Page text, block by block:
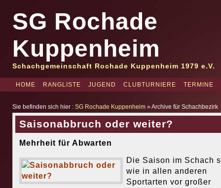
SG Rochade
Kuppenheim
Schachgemeinschaft Rochade Kuppenheim 1979 e.V.
HOME RANGLISTE JUGEND CLUBTURNIERE TERMINE
Sie befinden sich hier : SG Rochade Kuppenheim» Archive für Schachbezirk
Saisonabbruch oder weiter?
Mehrheit für Abwarten
Die Saison im Schach
wie in allen anderen
Sportarten vor großer